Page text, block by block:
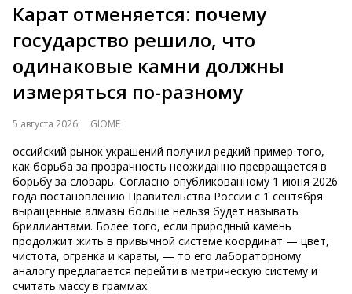
Карат отменяется: почему
государство решило, что
одинаковые камни должны
измеряться по-разному
5 августа 2026 GIOME
оссийский рынок украшений получил редкий пример того,
как борьба за прозрачность неожиданно превращается в
борьбу за словарь. Согласно опубликованному 1 июня 2026
года постановлению Правительства России с 1 сентября
выращенные алмазы больше нельзя будет называть
бриллиантами. Более того, если природный камень
продолжит жить в привычной системе координат — цвет,
чистота, огранка и караты, — то его лабораторному
аналогу предлагается перейти в метрическую систему и
считать массу в граммах.